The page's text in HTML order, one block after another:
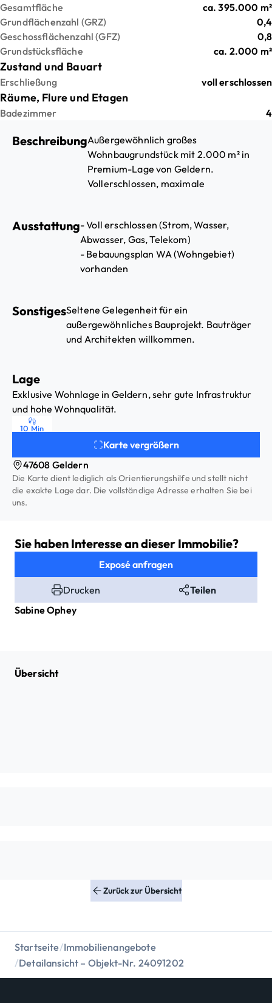
Gesamtfläche
ca. 395.000 m²
Grundflächenzahl (GRZ)
0,4
Geschossflächenzahl (GFZ)
0,8
Grundstücksfläche
ca. 2.000 m²
Zustand und Bauart
Erschließung voll erschlossen
Räume, Flure und Etagen
Badezimmer 4
BeschreibungAußergewöhnlich großes
Wohnbaugrundstück mit 2.000 m² in
Premium-Lage von Geldern.
Vollerschlossen, maximale
Ausstattung- Voll erschlossen (Strom, Wasser,
Abwasser, Gas, Telekom)
- Bebauungsplan WA (Wohngebiet)
vorhanden
- Bodengutachten vorhanden
- Grundstück teilbar nach Absprache
möglich
- Geeignet für Einfamilienhaus,
Doppelhaus oder Mehrfamilienhaus
- Erschließung abgeschlossen
- Baugenehmigung kurzfristig möglich
- Abriss vorhandener Altbauten möglich
- Keine Altlasten bekannt
- Flexible Grundstücksgestaltung
SonstigesSeltene Gelegenheit für ein
außergewöhnliches Bauprojekt. Bauträger
und Architekten willkommen.
Lage
Exklusive Wohnlage in Geldern, sehr gute Infrastruktur
und hohe Wohnqualität.
10 Min
Karte vergrößern
47608 Geldern
Die Karte dient lediglich als Orientierungshilfe und stellt nicht
die exakte Lage dar. Die vollständige Adresse erhalten Sie bei
uns.
Sie haben Interesse an dieser Immobilie?
Exposé anfragen
Drucken
Teilen
SabineOphey
Übersicht
Zurück zur Übersicht
Startseite/Immobilienangebote
/Detailansicht – Objekt-Nr. 24091202